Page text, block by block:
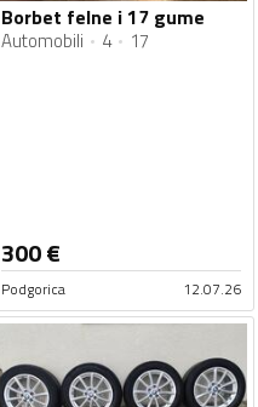
Borbet felne i 17 gume
Automobili 4 17
300€
Podgorica 12.07.26